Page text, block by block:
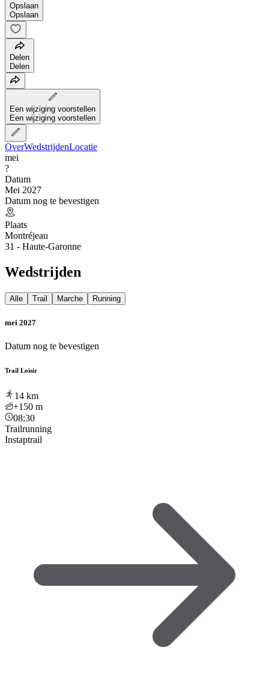
Opslaan
Opslaan
Delen
Delen
Een wijziging voorstellen
Een wijziging voorstellen
OverWedstrijdenLocatie
mei
?
Datum
Mei 2027
Datum nog te bevestigen
Plaats
Montréjeau
31 - Haute-Garonne
Wedstrijden
Alle Trail Marche Running
mei 2027
Datum nog te bevestigen
Trail Loisir
14 km
+150 m
08:30
Trailrunning
Instaptrail